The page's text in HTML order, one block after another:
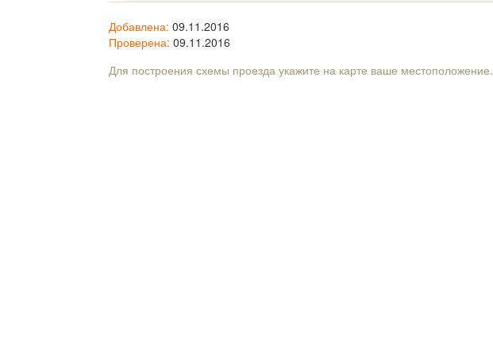
Добавлена: 09.11.2016
Проверена: 09.11.2016
Для построения схемы проезда укажите на карте ваше местоположение.